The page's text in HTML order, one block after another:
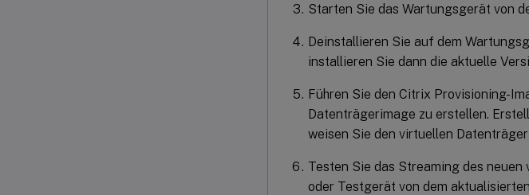
Starten Sie das Wartungsgerät von
Deinstallieren Sie auf dem
installieren Sie dann die aktuelle
Führen Sie den Citrix Provisioning-
Datenträgerimage zu erstellen.
weisen Sie den virtuellen
Testen Sie das Streaming des
oder Testgerät von dem